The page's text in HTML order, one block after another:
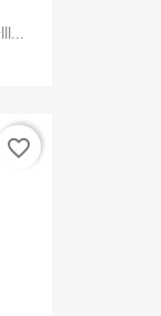
favorite_border